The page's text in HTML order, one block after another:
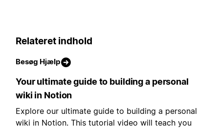
Relateret indhold
Besøg Hjælp
Your ultimate guide to building a personal
wiki in Notion
Explore our ultimate guide to building a personal
wiki in Notion. This tutorial video will teach you